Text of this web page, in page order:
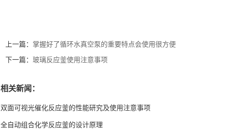
上一篇： 掌握好了循环水真空泵的重要特点会使用很方便
下一篇： 玻璃反应釜使用注意事项
相关新闻：
双面可视光催化反应釜的性能研究及使用注意事项
全自动组合化学反应釜的设计原理